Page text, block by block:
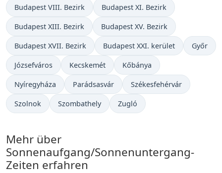
Budapest VIII. Bezirk Budapest XI. Bezirk
Budapest XIII. Bezirk Budapest XV. Bezirk
Budapest XVII. Bezirk Budapest XXI. kerület Győr
Józsefváros Kecskemét Kőbánya
Nyíregyháza Parádsasvár Székesfehérvár
Szolnok Szombathely Zugló
Mehr über
Sonnenaufgang/Sonnenuntergang-
Zeiten erfahren